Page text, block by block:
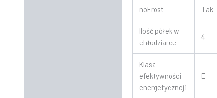
noFrost Tak
Ilość półek w
chłodziarce
4
Klasa
efektywności
energetycznej1
E